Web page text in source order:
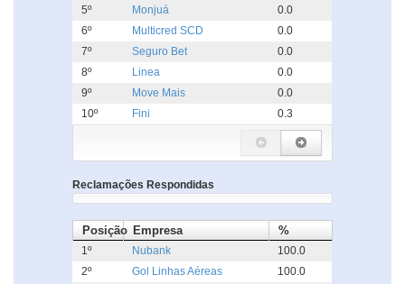
5º
Monjuá
0.0
6º
Multicred SCD
0.0
7º
Seguro Bet
0.0
8º
Linea
0.0
9º
Move Mais
0.0
10º
Fini 0.3
Reclamações Respondidas
Posição Empresa %
1º Nubank
100.0
2º
Gol Linhas Aéreas 100.0